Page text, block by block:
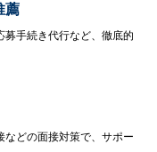
薦
募手続き代行など、徹底的
などの面接対策で、サポー